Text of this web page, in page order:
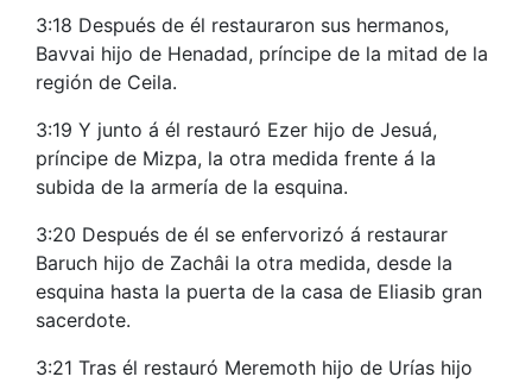
3:18 Después de él restauraron sus hermanos,
Bavvai hijo de Henadad, príncipe de la mitad de la
región de Ceila.
3:19 Y junto á él restauró Ezer hijo de Jesuá,
príncipe de Mizpa, la otra medida frente á la
subida de la armería de la esquina.
3:20 Después de él se enfervorizó á restaurar
Baruch hijo de Zachâi la otra medida, desde la
esquina hasta la puerta de la casa de Eliasib gran
sacerdote.
3:21 Tras él restauró Meremoth hijo de Urías hijo